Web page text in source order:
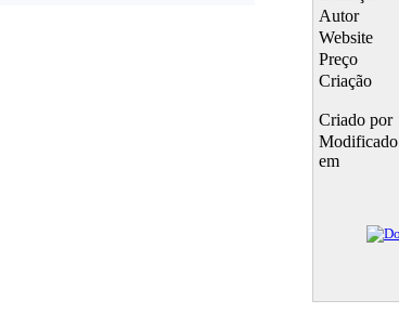
Autor
Website
Preço
Criação
Criado por
Modificado
em